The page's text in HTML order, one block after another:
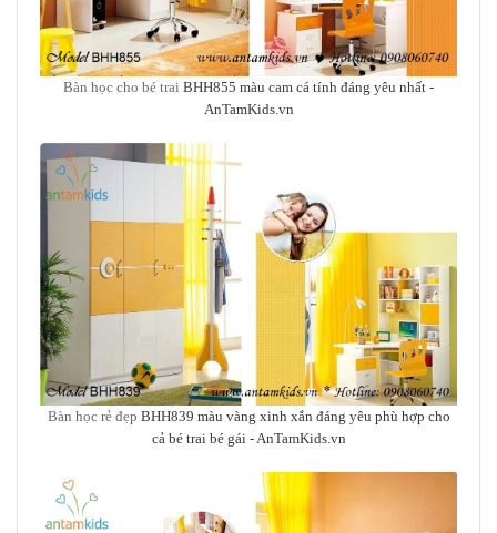
Bàn học cho bé trai BHH855 màu cam cá tính đáng yêu nhất -
AnTamKids.vn
Bàn học rẻ đẹp BHH839 màu vàng xinh xắn đáng yêu phù hợp cho
cả bé trai bé gái - AnTamKids.vn